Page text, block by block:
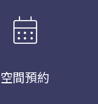
calendar_month
空間預約